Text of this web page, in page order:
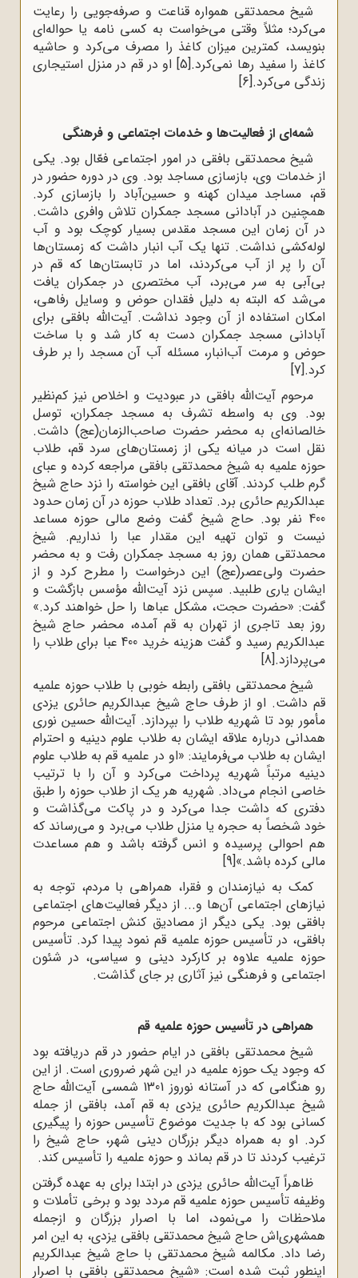
شیخ محمدتقى همواره قناعت و صرفه‌جویی را رعایت
می‌کرد؛ مثلاً وقتى مى‌خواست به کسى نامه یا حواله‌اى
بنویسد، کمترین میزان کاغذ را مصرف مى‌کرد و حاشیه
کاغذ را سفید رها نمى‌کرد.[5]
او در قم در منزل استیجاری
زندگی می‌کرد.[6]
شمه‌ای از فعالیت‌ها و خدمات اجتماعی و فرهنگی
شیخ محمدتقی بافقی در امور اجتماعی فعّال بود. یکی
از خدمات وی، بازسازی مساجد بود. وی در دوره حضور در
قم، مساجد میدان کهنه و حسین‌آباد را بازسازی کرد.
همچنین در آبادانی مسجد جمکران تلاش وافری داشت.
در آن زمان این مسجد مقدس بسیار کوچک بود و آب
لوله‌کشى نداشت. تنها یک آب انبار داشت که زمستان‌ها
آن را پر از آب مى‌کردند، اما در تابستان‌ها که قم در
بى‌آبى به سر مى‌برد، آب مختصرى در جمکران یافت
مى‌شد که البته به دلیل فقدان حوض و وسایل رفاهى،
امکان استفاده از آن وجود نداشت. آیت‌الله بافقی برای
آبادانی مسجد جمکران دست به کار شد و با ساخت
حوض و مرمت آب‌انبار، مسئله آب آن مسجد را بر طرف
کرد.[7]
مرحوم آیت‌الله بافقی در عبودیت و اخلاص نیز کم‌نظیر
بود. وی به واسطه تشرف به مسجد جمکران، توسل
خالصانه‌ای به محضر حضرت صاحب‌الزمان(عج) داشت.
نقل است در میانه یکی از زمستان‌های سرد قم، طلاب
حوزه علمیه به شیخ محمدتقی بافقی مراجعه کرده و عبای
گرم طلب کردند. آقای بافقی این خواسته را نزد حاج شیخ
عبدالکریم حائری برد. تعداد طلاب حوزه در آن زمان حدود
400 نفر بود. حاج شیخ گفت وضع مالی حوزه مساعد
نیست و توان تهیه این مقدار عبا را نداریم. شیخ
محمدتقی همان روز به مسجد جمکران رفت و به محضر
حضرت ولی‌عصر(عج) این درخواست را مطرح کرد و از
ایشان یاری طلبید. سپس نزد آیت‌الله مؤسس بازگشت و
گفت: «حضرت حجت، مشکل عباها را حل خواهند کرد.»
روز بعد تاجری از تهران به قم آمده، محضر حاج شیخ
عبدالکریم رسید و گفت هزینه خرید 400 عبا برای طلاب را
می‌پردازد.[8]
شیخ محمدتقی بافقی رابطه خوبی با طلاب حوزه علمیه
قم داشت. او از طرف حاج شیخ عبدالکریم حائری یزدی
مأمور بود تا شهریه طلاب را بپردازد. آیت‌الله حسین نوری
همدانی درباره علاقه ایشان به طلاب علوم دینیه و احترام
ایشان به طلاب می‌فرمایند: «او در علمیه قم به طلاب علوم
دینیه مرتباً شهریه پرداخت می‌کرد و آن را با ترتیب
خاصی انجام می‌داد. شهریه هر یک از طلاب حوزه را طبق
دفتری که داشت جدا می‌کرد و در پاکت می‌گذاشت و
خود شخصاً به حجره یا منزل طلاب می‌برد و می‌رساند که
هم احوالی پرسیده و انس گرفته باشد و هم مساعدت
مالی کرده باشد.»[9]
کمک به نیازمندان و فقرا، همراهی با مردم، توجه به
نیازهای اجتماعی آن‌ها و... از دیگر فعالیت‌های اجتماعی
بافقی بود. یکی دیگر از مصادیق کنش اجتماعی مرحوم
بافقی، در تأسیس حوزه علمیه قم نمود پیدا کرد. تأسیس
حوزه علمیه علاوه بر کارکرد دینی و سیاسی، در شئون
اجتماعی و فرهنگی نیز آثاری بر جای گذاشت.
همراهی در تأسیس حوزه علمیه قم
شیخ محمدتقی بافقی در ایام حضور در قم دریافته بود
که وجود یک حوزه علمیه در این شهر ضروری است. از این
رو هنگامی که در آستانه نوروز 1301 شمسی آیت‌الله حاج
شیخ عبدالکریم حائری یزدی به قم آمد، بافقی از جمله
کسانی بود که با جدیت موضوع تأسیس حوزه را پیگیری
کرد. او به همراه دیگر بزرگان دینی شهر، حاج شیخ را
ترغیب کردند تا در قم بماند و حوزه علمیه را تأسیس کند.
ظاهراً آیت‌الله حائری یزدی در ابتدا برای به عهده گرفتن
وظیفه تأسیس حوزه علمیه قم مردد بود و برخی تأملات و
ملاحظات را می‌نمود، اما با اصرار بزرگان و ازجمله
همشهری‌اش حاج شیخ محمدتقی بافقی یزدی، به این امر
رضا داد. مکالمه شیخ محمدتقی با حاج شیخ عبدالکریم
اینطور ثبت شده است: «شیخ محمدتقی بافقی با اصرار